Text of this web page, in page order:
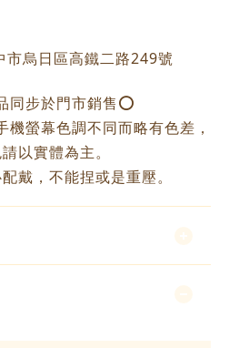
市烏日區高鐵二路249號
同步於門市銷售⭕️
螢幕色調不同而略有色差，
以實體為主。
戴，不能捏或是重壓。